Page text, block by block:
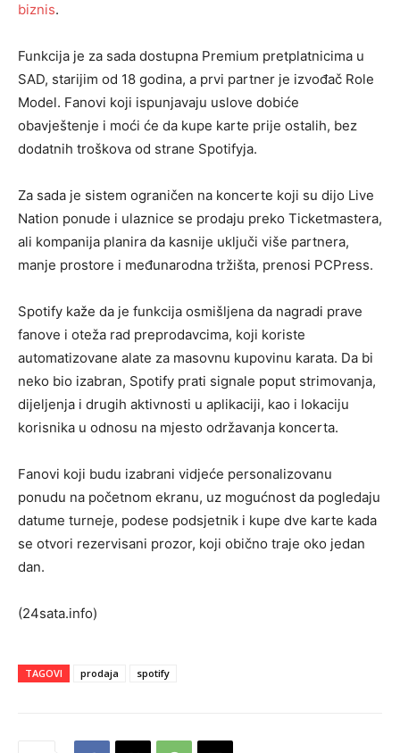
biznis.
Funkcija je za sada dostupna Premium pretplatnicima u
SAD, starijim od 18 godina, a prvi partner je izvođač Role
Model. Fanovi koji ispunjavaju uslove dobiće
obavještenje i moći će da kupe karte prije ostalih, bez
dodatnih troškova od strane Spotifyja.
Za sada je sistem ograničen na koncerte koji su dijo Live
Nation ponude i ulaznice se prodaju preko Ticketmastera,
ali kompanija planira da kasnije uključi više partnera,
manje prostore i međunarodna tržišta, prenosi PCPress.
Spotify kaže da je funkcija osmišljena da nagradi prave
fanove i oteža rad preprodavcima, koji koriste
automatizovane alate za masovnu kupovinu karata. Da bi
neko bio izabran, Spotify prati signale poput strimovanja,
dijeljenja i drugih aktivnosti u aplikaciji, kao i lokaciju
korisnika u odnosu na mjesto održavanja koncerta.
Fanovi koji budu izabrani vidjeće personalizovanu
ponudu na početnom ekranu, uz mogućnost da pogledaju
datume turneje, podese podsjetnik i kupe dve karte kada
se otvori rezervisani prozor, koji obično traje oko jedan
dan.
(24sata.info)
TAGOVI prodaja spotify